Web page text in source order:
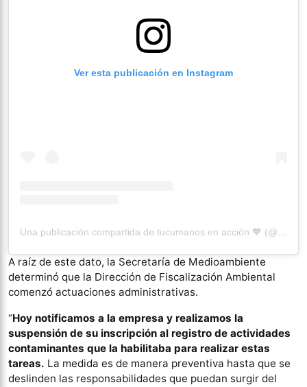
Ver esta publicación en Instagram
Una publicación compartida de tucumanos en acción 🧡 (@tucenaccion)
A raíz de este dato, la Secretaría de Medioambiente
determinó que la Dirección de Fiscalización Ambiental
comenzó actuaciones administrativas.
“Hoy notificamos a la empresa y realizamos la
suspensión de su inscripción al registro de actividades
contaminantes que la habilitaba para realizar estas
tareas. La medida es de manera preventiva hasta que se
deslinden las responsabilidades que puedan surgir del